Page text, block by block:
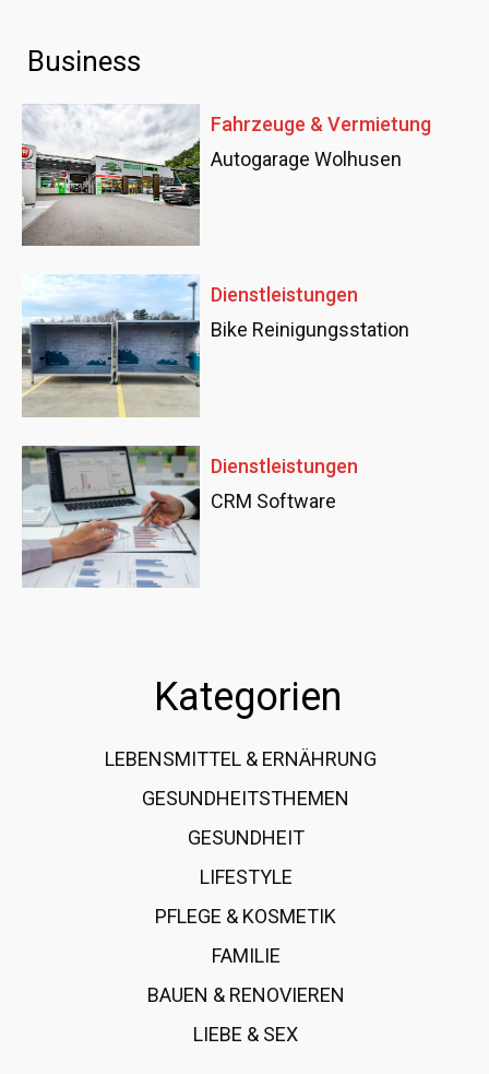
Business
Fahrzeuge & Vermietung
Autogarage Wolhusen
Dienstleistungen
Bike Reinigungsstation
Dienstleistungen
CRM Software
Kategorien
LEBENSMITTEL & ERNÄHRUNG
GESUNDHEITSTHEMEN
GESUNDHEIT
LIFESTYLE
PFLEGE & KOSMETIK
FAMILIE
BAUEN & RENOVIEREN
LIEBE & SEX